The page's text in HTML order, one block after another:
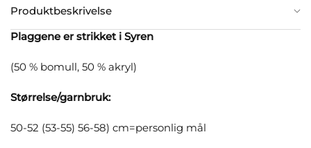
Produktbeskrivelse
Plaggene er strikket i Syren
(50 % bomull, 50 % akryl)
Størrelse/garnbruk:
50-52 (53-55) 56-58) cm=personlig mål